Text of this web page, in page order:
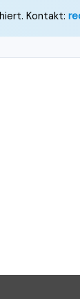
Kontakt: